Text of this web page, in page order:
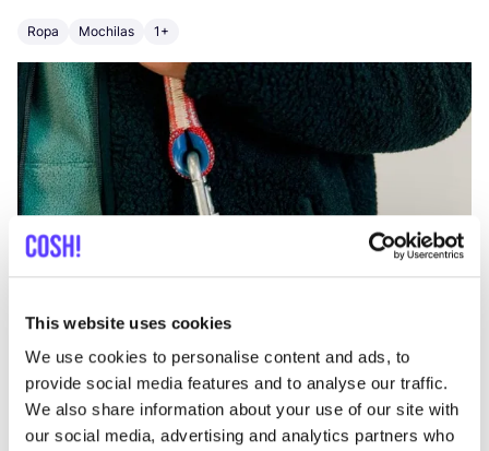
This website uses cookies
We use cookies to personalise content and ads, to
provide social media features and to analyse our traffic.
We also share information about your use of our site with
our social media, advertising and analytics partners who
Ropa Mochilas 1+